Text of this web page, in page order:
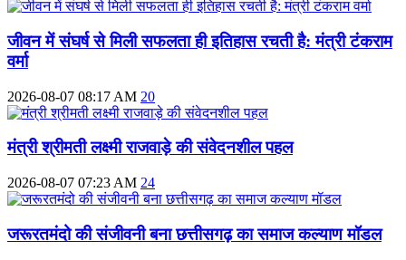
जीवन में संघर्ष से मिली सफलता ही इतिहास रचती है: मंत्री टंकराम
वर्मा
2026-08-07 08:17 AM 20
मंत्री श्रीमती लक्ष्मी राजवाड़े की संवेदनशील पहल
2026-08-07 07:23 AM 24
जरूरतमंदो की संजीवनी बना छत्तीसगढ़ का समाज कल्याण मॉडल